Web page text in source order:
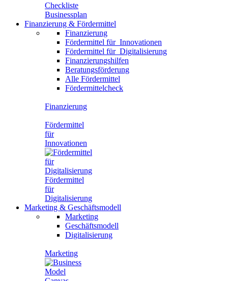
Checkliste
Businessplan
Finanzierung & Fördermittel
Finanzierung
Fördermittel für Innovationen
Fördermittel für Digitalisierung
Finanzierungshilfen
Beratungsförderung
Alle Fördermittel
Fördermittelcheck
Finanzierung
Fördermittel
für
Innovationen
Fördermittel
für
Digitalisierung
Marketing & Geschäftsmodell
Marketing
Geschäftsmodell
Digitalisierung
Marketing